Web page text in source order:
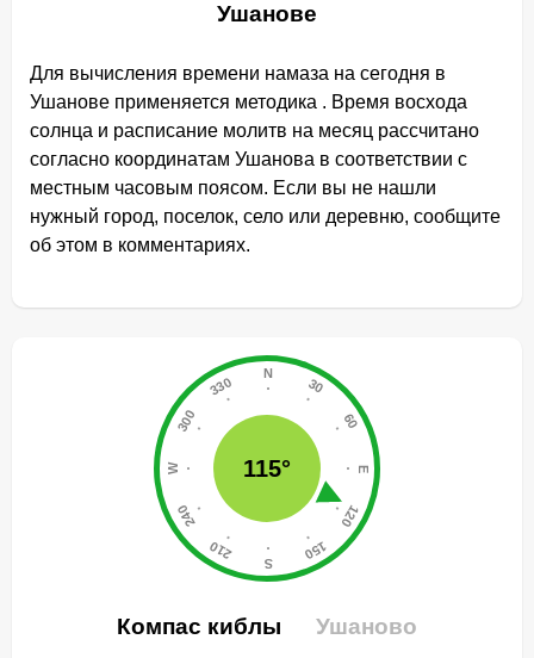
Ушанове
Для вычисления времени намаза на сегодня в
Ушанове применяется методика . Время восхода
солнца и расписание молитв на месяц рассчитано
согласно координатам Ушанова в соответствии с
местным часовым поясом. Если вы не нашли
нужный город, поселок, село или деревню, сообщите
об этом в комментариях.
115°
Компас киблы Ушаново